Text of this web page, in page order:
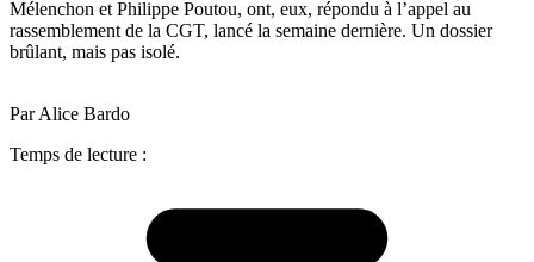
Mélenchon et Philippe Poutou, ont, eux, répondu à l’appel au
rassemblement de la CGT, lancé la semaine dernière. Un dossier
brûlant, mais pas isolé.
Par Alice Bardo
Temps de lecture :